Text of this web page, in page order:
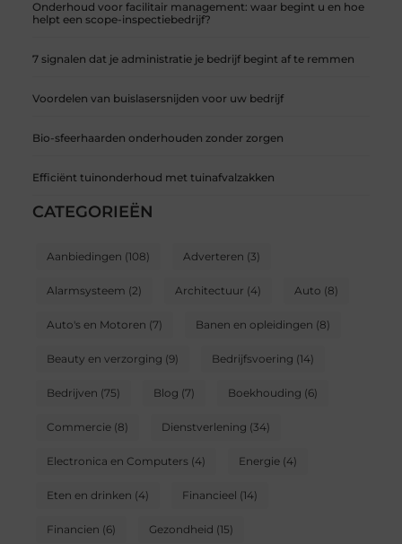
Onderhoud voor facilitair management: waar begint u en hoe
helpt een scope-inspectiebedrijf?
7 signalen dat je administratie je bedrijf begint af te remmen
Voordelen van buislasersnijden voor uw bedrijf
Bio-sfeerhaarden onderhouden zonder zorgen
Efficiënt tuinonderhoud met tuinafvalzakken
CATEGORIEËN
Aanbiedingen (108) Adverteren (3)
Alarmsysteem (2) Architectuur (4) Auto (8)
Auto's en Motoren (7) Banen en opleidingen (8)
Beauty en verzorging (9) Bedrijfsvoering (14)
Bedrijven (75) Blog (7) Boekhouding (6)
Commercie(8) Dienstverlening (34)
Electronica en Computers(4) Energie(4)
Eten en drinken (4) Financieel (14)
Financien (6) Gezondheid (15)